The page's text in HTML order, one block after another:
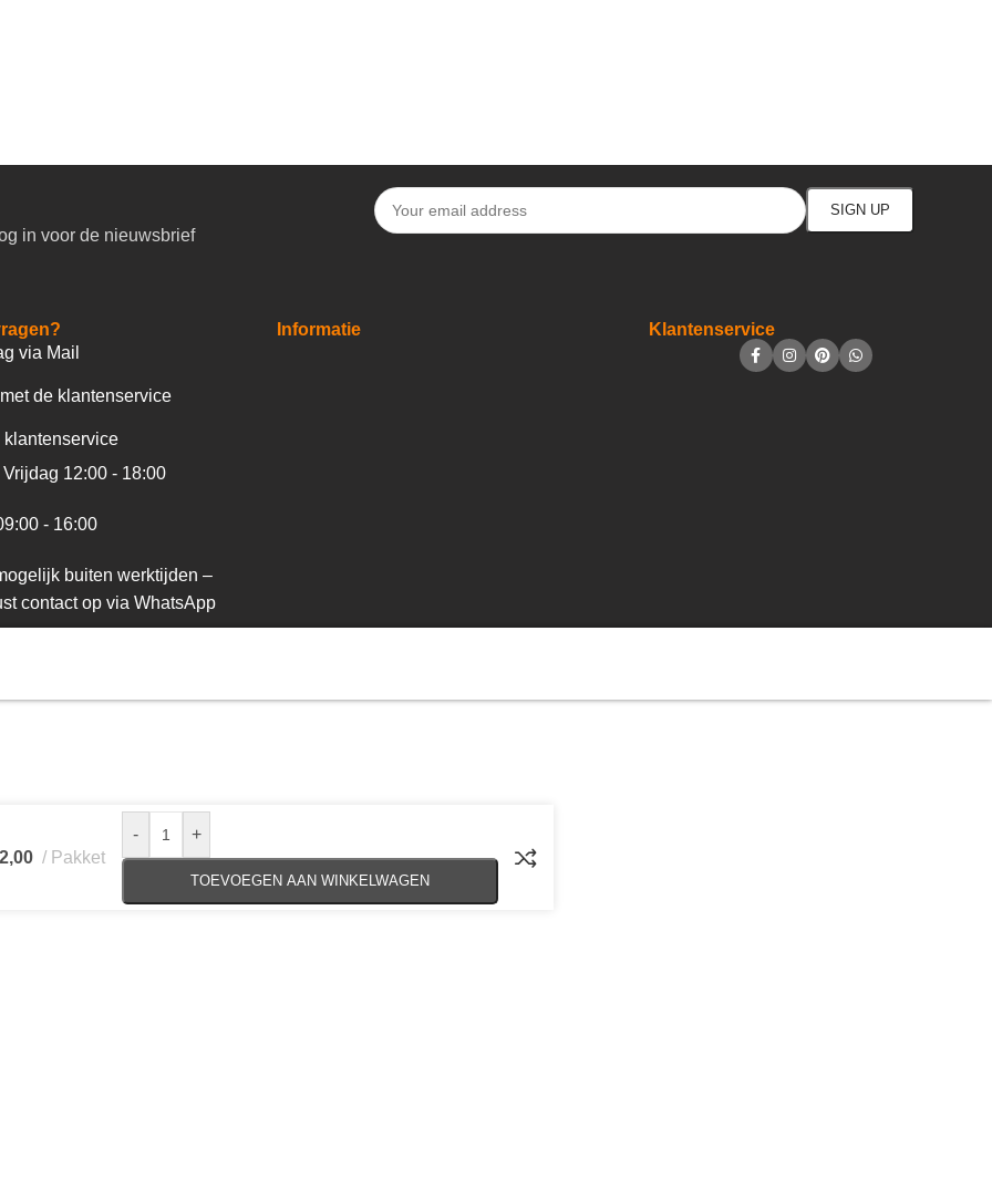
in voor de nieuwsbrief
via Mail
de klantenservice
klantenservice
12:00 - 18:00
- 16:00
buiten werktijden –
contact op via WhatsApp
Informatie Klantenservice
Pakket
- +
TOEVOEGEN AAN WINKELWAGEN